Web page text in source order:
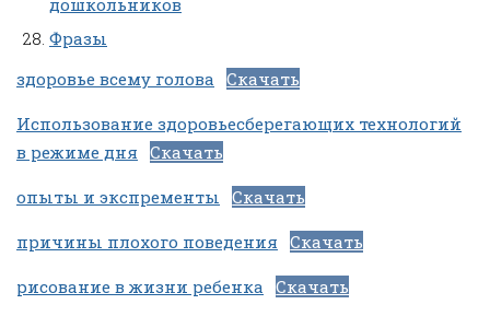
дошкольников
Фразы
здоровье всему голова
Скачать
Использование здоровьесберегающих технологий
в режиме дня
Скачать
опыты и экспременты Скачать
причины плохого поведения Скачать
рисование в жизни ребенка Скачать